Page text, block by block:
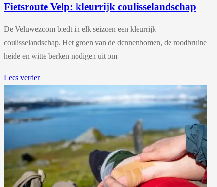
Fietsroute Velp: kleurrijk coulisselandschap
De Veluwezoom biedt in elk seizoen een kleurrijk
coulisselandschap. Het groen van de dennenbomen, de roodbruine
heide en witte berken nodigen uit om
Lees verder